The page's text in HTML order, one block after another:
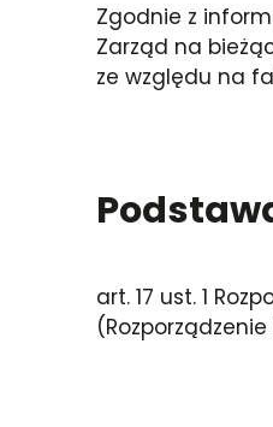
Zgodnie z
Zarząd na
ze względu na
art. 17 ust. 1
(Rozporządzenie